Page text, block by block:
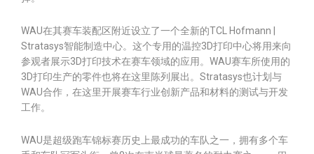
WAU在其赛车装配区附近设立了一个全新的TCL Hofmann |
Stratasys智能制造中心。这个专用的温控3D打印中心将用来向
参观者展示3D打印技术在赛车领域的应用。WAU赛车所使用的
3D打印生产的零件也将在这里陈列展出。Stratasys也计划与
WAU合作，在这里开展赛车行业创新产品和材料的测试与开发
工作。
WAU是超级跑车锦标赛历史上最成功的车队之一，拥有多个车